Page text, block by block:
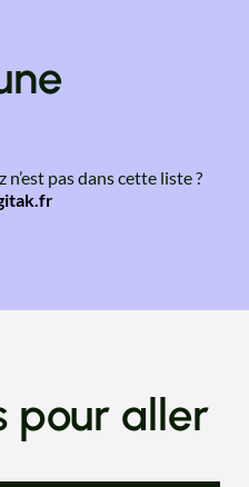
pas dans cette liste ?
pour aller